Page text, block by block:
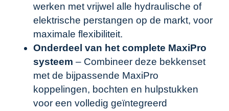
werken met vrijwel alle hydraulische of
elektrische perstangen op de markt, voor
maximale flexibiliteit.
Onderdeel van het complete MaxiPro
systeem – Combineer deze bekkenset
met de bijpassende MaxiPro
koppelingen, bochten en hulpstukken
voor een volledig geïntegreerd